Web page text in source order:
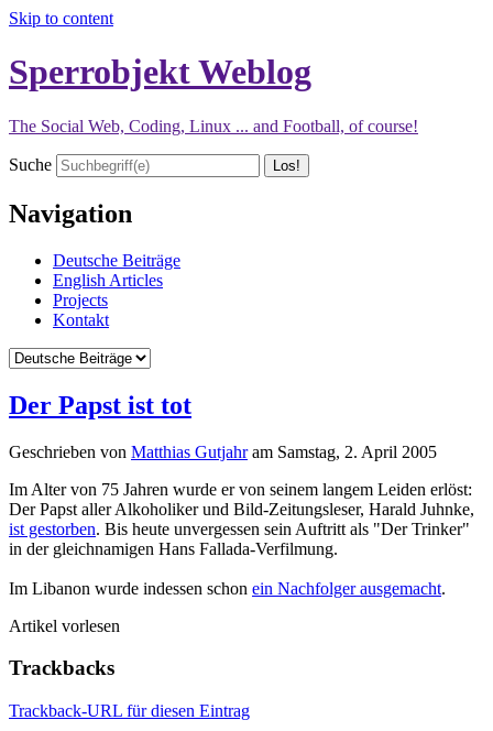
Skip to content
Sperrobjekt Weblog
The Social Web, Coding, Linux ... and Football, of course!
Suche
Navigation
Deutsche Beiträge
English Articles
Projects
Kontakt
Der Papst ist tot
Geschrieben von Matthias Gutjahram Samstag, 2. April 2005
Im Alter von 75 Jahren wurde er von seinem langem Leiden erlöst:
Der Papst aller Alkoholiker und Bild-Zeitungsleser, Harald Juhnke,
ist gestorben. Bis heute unvergessen sein Auftritt als "Der Trinker"
in der gleichnamigen Hans Fallada-Verfilmung.
Im Libanon wurde indessen schon ein Nachfolger ausgemacht.
Artikel vorlesen
Trackbacks
Trackback-URL für diesen Eintrag